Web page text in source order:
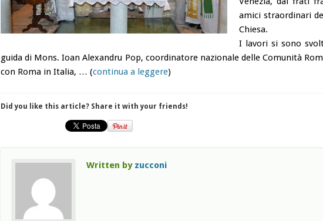
amici straordinari
Chiesa.
I lavori si sono
guida di Mons. Ioan Alexandru Pop, coordinatore nazionale delle Comunità
con Roma in Italia, … (continua a leggere)
Did you like this article? Share it with your friends!
Written by zucconi